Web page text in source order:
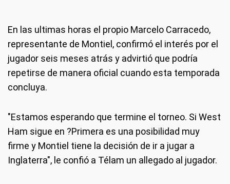
En las ultimas horas el propio Marcelo Carracedo,
representante de Montiel, confirmó el interés por el
jugador seis meses atrás y advirtió que podría
repetirse de manera oficial cuando esta temporada
concluya.
"Estamos esperando que termine el torneo. Si West
Ham sigue en ?Primera es una posibilidad muy
firme y Montiel tiene la decisión de ir a jugar a
Inglaterra", le confió a Télam un allegado al jugador.